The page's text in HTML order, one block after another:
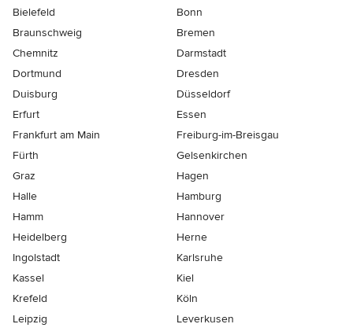
Bielefeld
Bonn
Braunschweig
Bremen
Chemnitz
Darmstadt
Dortmund
Dresden
Duisburg
Düsseldorf
Erfurt
Essen
Frankfurt am Main
Freiburg-im-Breisgau
Fürth
Gelsenkirchen
Graz
Hagen
Halle
Hamburg
Hamm
Hannover
Heidelberg
Herne
Ingolstadt
Karlsruhe
Kassel
Kiel
Krefeld
Köln
Leipzig
Leverkusen